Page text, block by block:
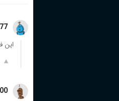
این
▲